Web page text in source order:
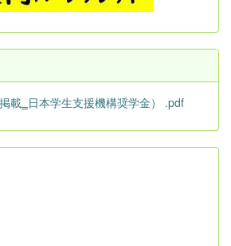
載‗日本学生支援機構奨学金） .pdf